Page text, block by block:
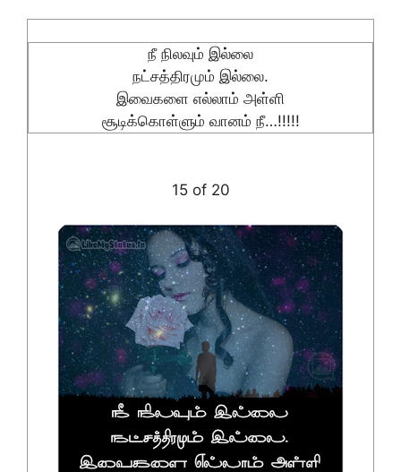
நீ நிலவும் இல்லை
நட்சத்திரமும் இல்லை.
இவைகளை எல்லாம் அள்ளி
சூடிக்கொள்ளும் வானம் நீ…!!!!!
15 of 20